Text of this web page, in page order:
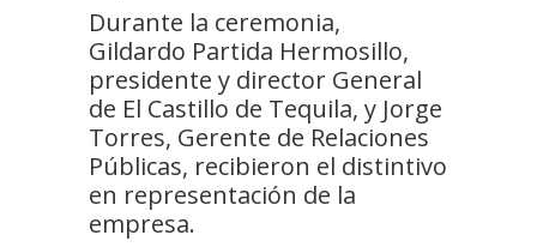
Durante la ceremonia,
Gildardo Partida Hermosillo,
presidente y director General
de El Castillo de Tequila, y Jorge
Torres, Gerente de Relaciones
Públicas, recibieron el distintivo
en representación de la
empresa.